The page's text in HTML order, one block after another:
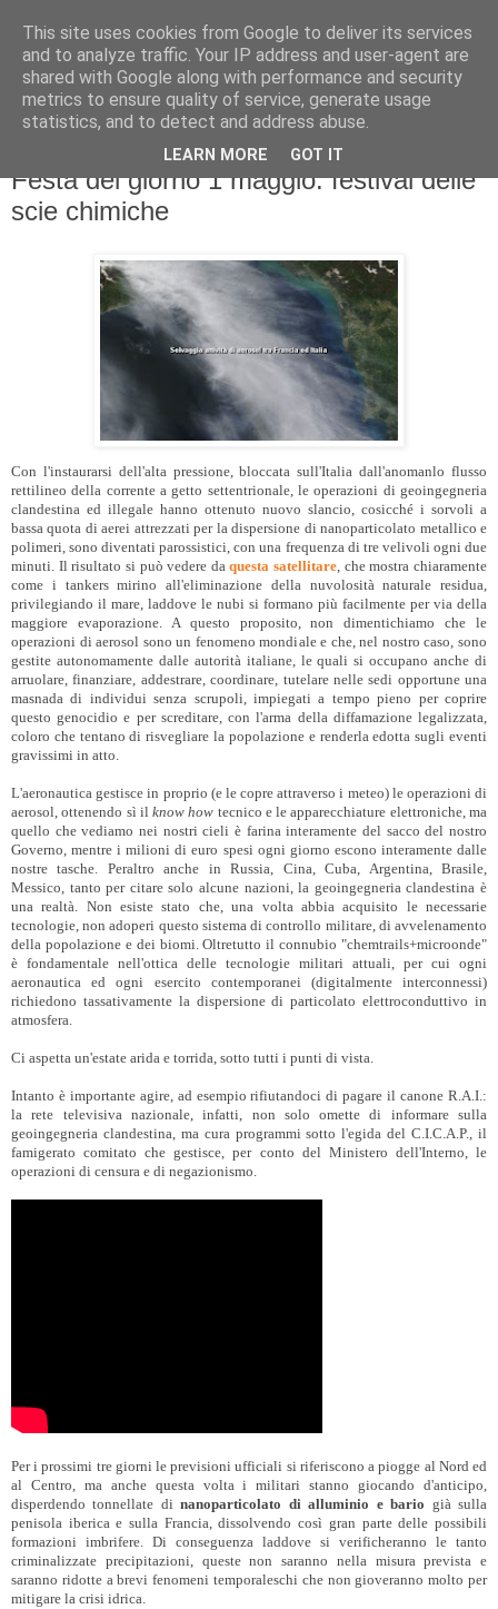
Festa del giorno 1 maggio: festival delle
scie chimiche
Con l'instaurarsi dell'alta pressione, bloccata sull'Italia dall'anomanlo flusso
rettilineo della corrente a getto settentrionale, le operazioni di geoingegneria
clandestina ed illegale hanno ottenuto nuovo slancio, cosicché i sorvoli a
bassa quota di aerei attrezzati per la dispersione di nanoparticolato metallico e
polimeri, sono diventati parossistici, con una frequenza di tre velivoli ogni due
minuti. Il risultato si può vedere daquesta satellitare, che mostra chiaramente
come i tankers mirino all'eliminazione della nuvolosità naturale residua,
privilegiando il mare, laddove le nubi si formano più facilmente per via della
maggiore evaporazione. A questo proposito, non dimentichiamo che le
operazioni di aerosol sono un fenomeno mondiale e che, nel nostro caso, sono
gestite autonomamente dalle autorità italiane, le quali si occupano anche di
arruolare, finanziare, addestrare, coordinare, tutelare nelle sedi opportune una
masnada di individui senza scrupoli, impiegati a tempo pieno per coprire
questo genocidio e per screditare, con l'arma della diffamazione legalizzata,
coloro che tentano di risvegliare la popolazione e renderla edotta sugli eventi
gravissimi in atto.
L'aeronautica gestisce in proprio (e le copre attraverso i meteo) le operazioni di
aerosol, ottenendo sì ilknow how tecnico e le apparecchiature elettroniche, ma
quello che vediamo nei nostri cieli è farina interamente del sacco del nostro
Governo, mentre i milioni di euro spesi ogni giorno escono interamente dalle
nostre tasche. Peraltro anche in Russia, Cina, Cuba, Argentina, Brasile,
Messico, tanto per citare solo alcune nazioni, la geoingegneria clandestina è
una realtà. Non esiste stato che, una volta abbia acquisito le necessarie
tecnologie, non adoperi questo sistema di controllo militare, di avvelenamento
della popolazione e dei biomi. Oltretutto il connubio "chemtrails+microonde"
è fondamentale nell'ottica delle tecnologie militari attuali, per cui ogni
aeronautica ed ogni esercito contemporanei (digitalmente interconnessi)
richiedono tassativamente la dispersione di particolato elettroconduttivo in
atmosfera.
Ci aspetta un'estate arida e torrida, sotto tutti i punti di vista.
Intanto è importante agire, ad esempio rifiutandoci di pagare il canone R.A.I.:
la rete televisiva nazionale, infatti, non solo omette di informare sulla
geoingegneria clandestina, ma cura programmi sotto l'egida del C.I.C.A.P., il
famigerato comitato che gestisce, per conto del Ministero dell'Interno, le
operazioni di censura e di negazionismo.
Per i prossimi tre giorni le previsioni ufficiali si riferiscono a piogge al Nord ed
al Centro, ma anche questa volta i militari stanno giocando d'anticipo,
disperdendo tonnellate dinanoparticolato di alluminio e bario già sulla
penisola iberica e sulla Francia, dissolvendo così gran parte delle possibili
formazioni imbrifere. Di conseguenza laddove si verificheranno le tanto
criminalizzate precipitazioni, queste non saranno nella misura prevista e
saranno ridotte a brevi fenomeni temporaleschi che non gioveranno molto per
mitigare la crisi idrica.
This site uses cookies from Google to deliver its services
and to analyze traffic. Your IP address and user-agent are
shared with Google along with performance and security
metrics to ensure quality of service, generate usage
statistics, and to detect and address abuse.
LEARN MORE GOT IT